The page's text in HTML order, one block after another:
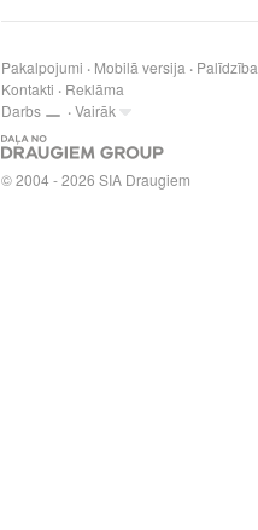
Pakalpojumi Mobilā versija
Palīdzība
Kontakti
Reklāma
Darbs
Vairāk
© 2004 - 2026 SIA Draugiem